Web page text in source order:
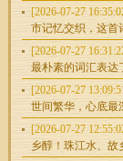
[2026-07-27
市记忆交织，这首
[2026-07-27
最朴素的词汇表达
[2026-07-27
世间繁华，心底最
[2026-07-27
乡醇！珠江水、故